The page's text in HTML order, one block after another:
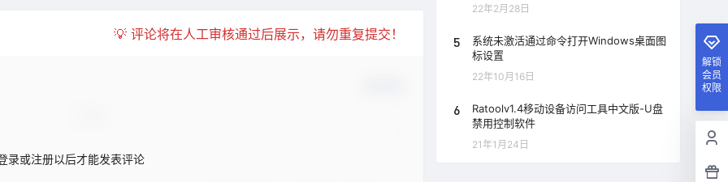
💡 评论将在人工审核通过后展示，请勿重复提交！
录或注册以后才能发表评论
22年2月28日
5
系统未激活通过命令打开Windows桌面图
标设置
22年10月16日
6
Ratoolv1.4移动设备访问工具中文版-U盘
禁用控制软件
21年1月24日
解锁
会员
权限